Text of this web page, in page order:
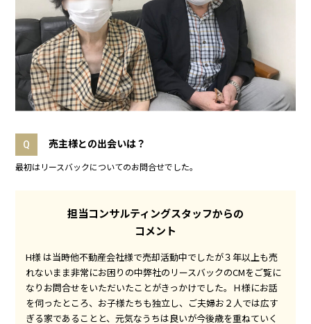
Q 売主様との出会いは？
最初はリースバックについてのお問合せでした。
担当コンサルティングスタッフからの
コメント
H様 は当時他不動産会社様で売却活動中でしたが３年以上も売
れないまま非常にお困りの中弊社のリースバックのCMをご覧に
なりお問合せをいただいたことがきっかけでした。Ｈ様にお話
を伺ったところ、お子様たちも独立し、ご夫婦お２人では広す
ぎる家であることと、元気なうちは良いが今後歳を重ねていく